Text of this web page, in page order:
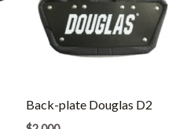
Back-plate Douglas D2